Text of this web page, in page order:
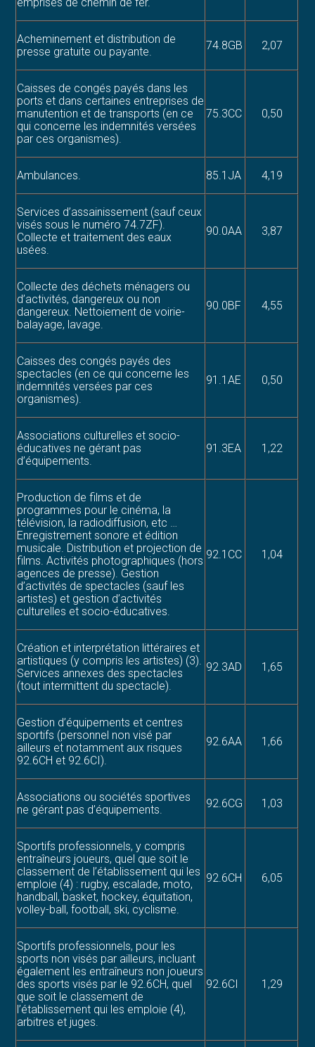
Acheminement et distribution de
presse gratuite ou payante.
74.8GB 2,07
Caisses de congés payés dans les
ports et dans certaines entreprises de
manutention et de transports (en ce
qui concerne les indemnités versées
par ces organismes).
75.3CC 0,50
Ambulances. 85.1JA 4,19
Services d’assainissement (sauf ceux
visés sous le numéro 74.7ZF).
Collecte et traitement des eaux
usées.
90.0AA 3,87
Collecte des déchets ménagers ou
d’activités, dangereux ou non
dangereux. Nettoiement de voirie-
balayage, lavage.
90.0BF 4,55
Caisses des congés payés des
spectacles (en ce qui concerne les
indemnités versées par ces
organismes).
91.1AE 0,50
Associations culturelles et socio-
éducatives ne gérant pas
d’équipements.
91.3EA 1,22
Production de films et de
programmes pour le cinéma, la
télévision, la radiodiffusion, etc …
Enregistrement sonore et édition
musicale. Distribution et projection de
films. Activités photographiques (hors
agences de presse). Gestion
d’activités de spectacles (sauf les
artistes) et gestion d’activités
culturelles et socio-éducatives.
92.1CC 1,04
Création et interprétation littéraires et
artistiques (y compris les artistes) (3).
Services annexes des spectacles
(tout intermittent du spectacle).
92.3AD 1,65
Gestion d’équipements et centres
sportifs (personnel non visé par
ailleurs et notamment aux risques
92.6CH et 92.6CI).
92.6AA 1,66
Associations ou sociétés sportives
ne gérant pas d’équipements.
92.6CG 1,03
Sportifs professionnels, y compris
entraîneurs joueurs, quel que soit le
classement de l’établissement qui les
emploie (4) : rugby, escalade, moto,
handball, basket, hockey, équitation,
volley-ball, football, ski, cyclisme.
92.6CH 6,05
Sportifs professionnels, pour les
sports non visés par ailleurs, incluant
également les entraîneurs non joueurs
des sports visés par le 92.6CH, quel
que soit le classement de
l’établissement qui les emploie (4),
arbitres et juges.
92.6CI 1,29